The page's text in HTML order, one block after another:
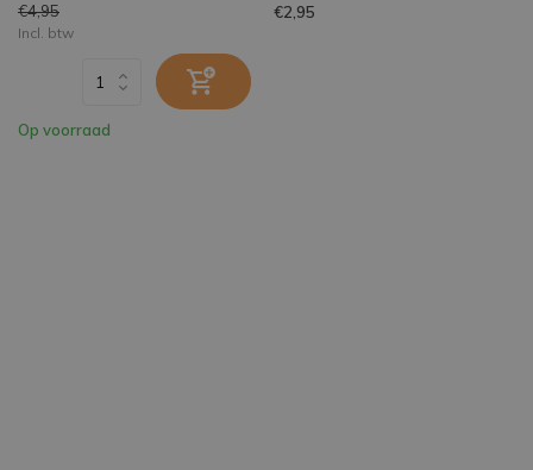
€4,95 €2,95
Incl. btw
Op voorraad